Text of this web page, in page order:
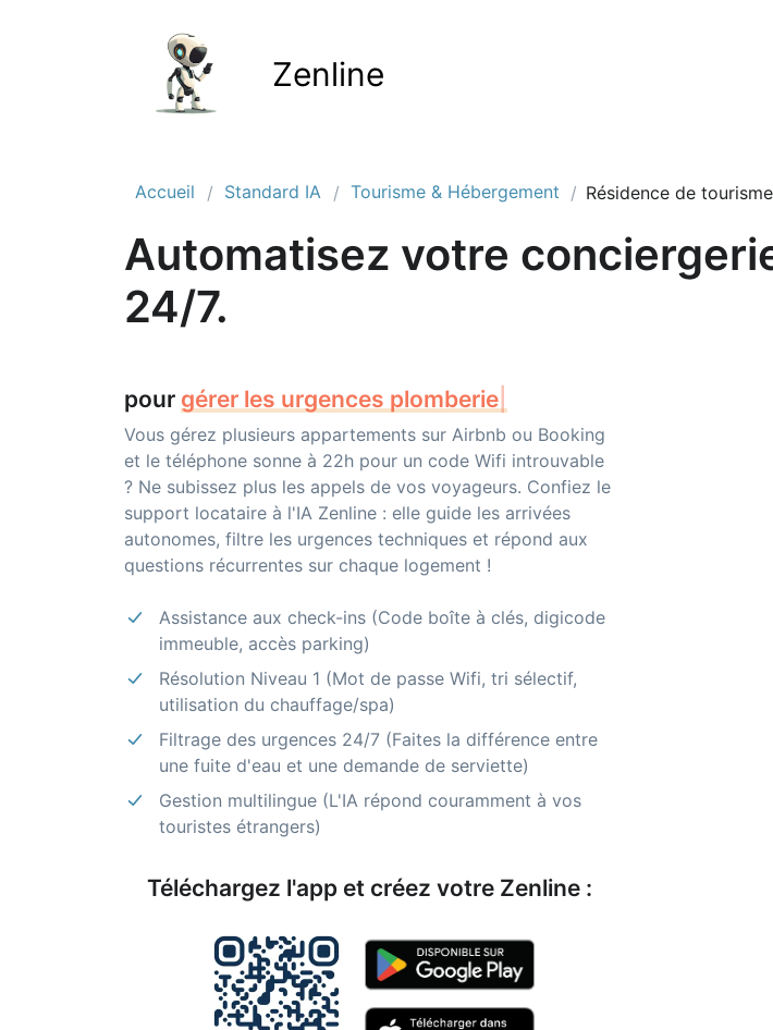
Zenline
Accueil Standard IA Tourisme & Hébergement Résidence de
Automatisez votre
24/7.
pour gérer les urg|
Vous gérez plusieurs appartements sur Airbnb ou Booking
et le téléphone sonne à 22h pour un code Wifi introuvable
? Ne subissez plus les appels de vos voyageurs. Confiez le
support locataire à l'IA Zenline : elle guide les arrivées
autonomes, filtre les urgences techniques et répond aux
questions récurrentes sur chaque logement !
Assistance aux check-ins (Code boîte à clés, digicode
immeuble, accès parking)
Résolution Niveau 1 (Mot de passe Wifi, tri sélectif,
utilisation du chauffage/spa)
Filtrage des urgences 24/7 (Faites la différence entre
une fuite d'eau et une demande de serviette)
Gestion multilingue (L'IA répond couramment à vos
touristes étrangers)
Téléchargez l'app et créez votre Zenline :